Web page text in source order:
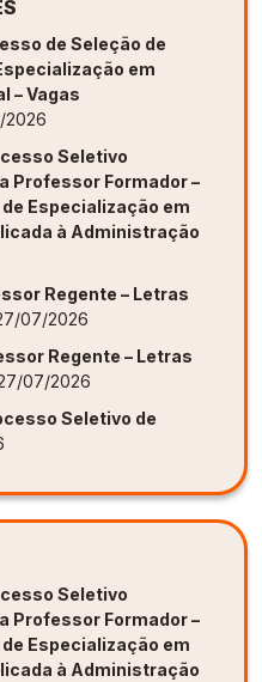
de Seleção de
em
– Vagas
2026
Seletivo
Professor Formador –
Especialização em
à Administração
Regente – Letras
07/2026
Regente – Letras
07/2026
Seletivo de
Seletivo
Professor Formador –
Especialização em
à Administração